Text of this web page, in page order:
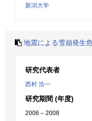
新潟大学
地震による雪崩発生
研究代表者
西村 浩一
研究期間 (年度)
2006 – 2008